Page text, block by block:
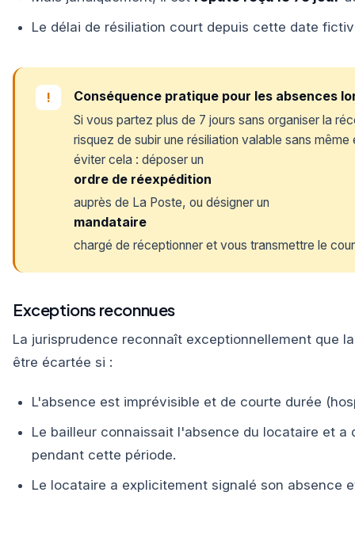
Le délai de résiliation court depuis cette date
! Conséquence pratique pour les absences
Si vous partez plus de 7 jours sans organiser la
risquez de subir une résiliation valable sans
éviter cela : déposer un
ordre de réexpédition
auprès de La Poste, ou désigner un
mandataire
chargé de réceptionner et vous transmettre le
Exceptions reconnues
La jurisprudence reconnaît exceptionnellement que
être écartée si :
L'absence est imprévisible et de courte durée
Le bailleur connaissait l'absence du locataire et a
pendant cette période.
Le locataire a explicitement signalé son absence